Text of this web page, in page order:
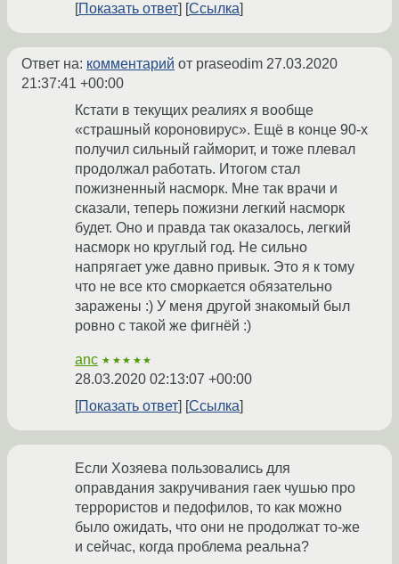
Показать ответ
Ссылка
Ответ на: комментарий от praseodim 27.03.2020
21:37:41 +00:00
Кстати в текущих реалиях я вообще
«страшный короновирус». Ещё в конце 90-х
получил сильный гайморит, и тоже плевал
продолжал работать. Итогом стал
пожизненный насморк. Мне так врачи и
сказали, теперь пожизни легкий насморк
будет. Оно и правда так оказалось, легкий
насморк но круглый год. Не сильно
напрягает уже давно привык. Это я к тому
что не все кто сморкается обязательно
заражены :) У меня другой знакомый был
ровно с такой же фигнёй :)
anc ★★★★★
28.03.2020 02:13:07 +00:00
Показать ответ
Ссылка
Если Хозяева пользовались для
оправдания закручивания гаек чушью про
террористов и педофилов, то как можно
было ожидать, что они не продолжат то-же
и сейчас, когда проблема реальна?